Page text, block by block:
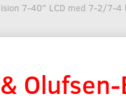
7-40" LCD med 7-2/7-4